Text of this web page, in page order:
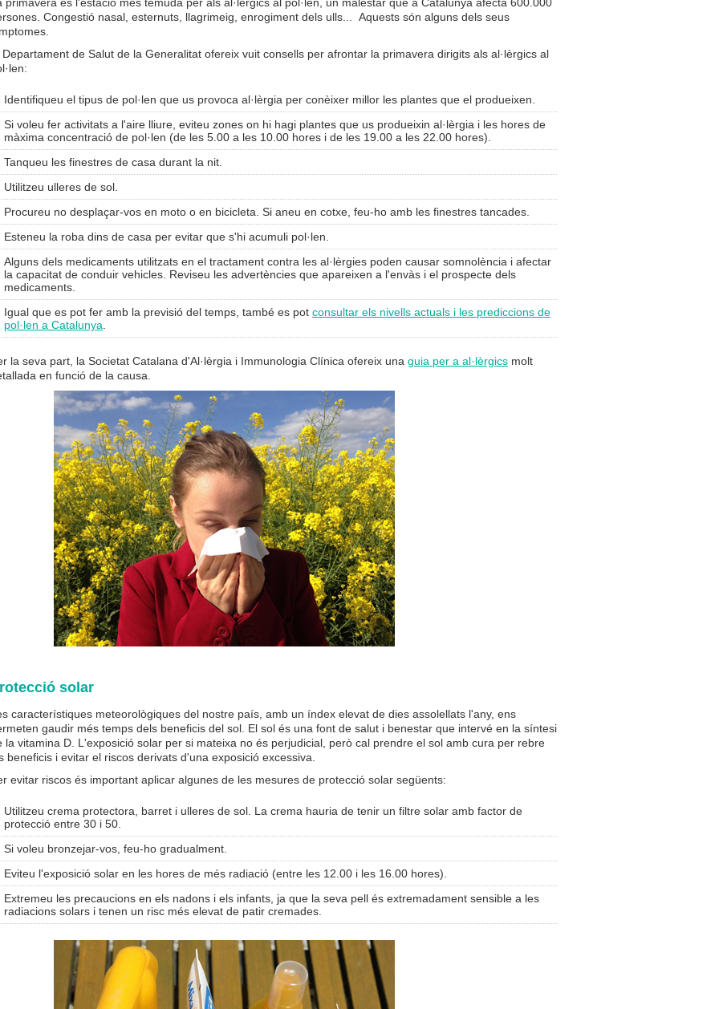
Congestió nasal, esternuts, llagrimeig, enrogiment dels ulls... Aquests són alguns dels seus
Departament de Salut de la Generalitat ofereix vuit consells per afrontar la primavera dirigits als al·lèrgics al
Identifiqueu el tipus de pol·len que us provoca al·lèrgia per conèixer millor les plantes que el produeixen.
Si voleu fer activitats a l'aire lliure, eviteu zones on hi hagi plantes que us produeixin al·lèrgia i les hores de
màxima concentració de pol·len (de les 5.00 a les 10.00 hores i de les 19.00 a les 22.00 hores).
Tanqueu les finestres de casa durant la nit.
Utilitzeu ulleres de sol.
Procureu no desplaçar-vos en moto o en bicicleta. Si aneu en cotxe, feu-ho amb les finestres tancades.
Esteneu la roba dins de casa per evitar que s'hi acumuli pol·len.
Alguns dels medicaments utilitzats en el tractament contra les al·lèrgies poden causar somnolència i afectar
la capacitat de conduir vehicles. Reviseu les advertències que apareixen a l'envàs i el prospecte dels
medicaments.
Igual que es pot fer amb la previsió del temps, també es pot consultar els nivells actuals i les prediccions de
pol·len a Catalunya
la seva part, la Societat Catalana d'Al·lèrgia i Immunologia Clínica ofereix una guia per a al·lèrgics molt
en funció de la causa.
solar
característiques meteorològiques del nostre país, amb un índex elevat de dies assolellats l'any, ens
gaudir més temps dels beneficis del sol. El sol és una font de salut i benestar que intervé en la síntesi
la vitamina D. L'exposició solar per si mateixa no és perjudicial, però cal prendre el sol amb cura per rebre
beneficis i evitar el riscos derivats d'una exposició excessiva.
evitar riscos és important aplicar algunes de les mesures de protecció solar següents:
Utilitzeu crema protectora, barret i ulleres de sol. La crema hauria de tenir un filtre solar amb factor de
protecció entre 30 i 50.
Si voleu bronzejar-vos, feu-ho gradualment.
Eviteu l'exposició solar en les hores de més radiació (entre les 12.00 i les 16.00 hores).
Extremeu les precaucions en els nadons i els infants, ja que la seva pell és extremadament sensible a les
radiacions solars i tenen un risc més elevat de patir cremades.